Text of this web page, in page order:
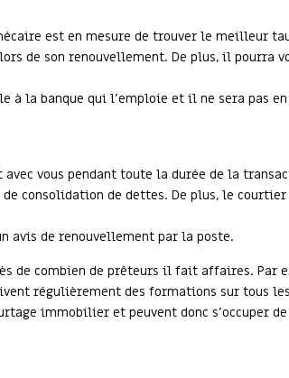
est en mesure de trouver le meilleur
de son renouvellement. De plus, il pourra
la banque qui l’emploie et il ne sera pas
vous pendant toute la durée de la
consolidation de dettes. De plus, le
avis de renouvellement par la poste.
de combien de prêteurs il fait affaires. Par
régulièrement des formations sur tous
immobilier et peuvent donc s’occuper